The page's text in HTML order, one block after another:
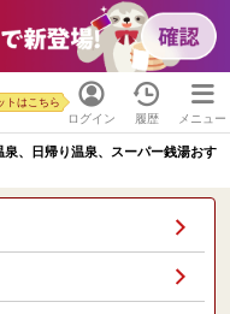
ログイン
トはこちら
履歴 メニュー
、日帰り温泉、スーパー銭湯おす